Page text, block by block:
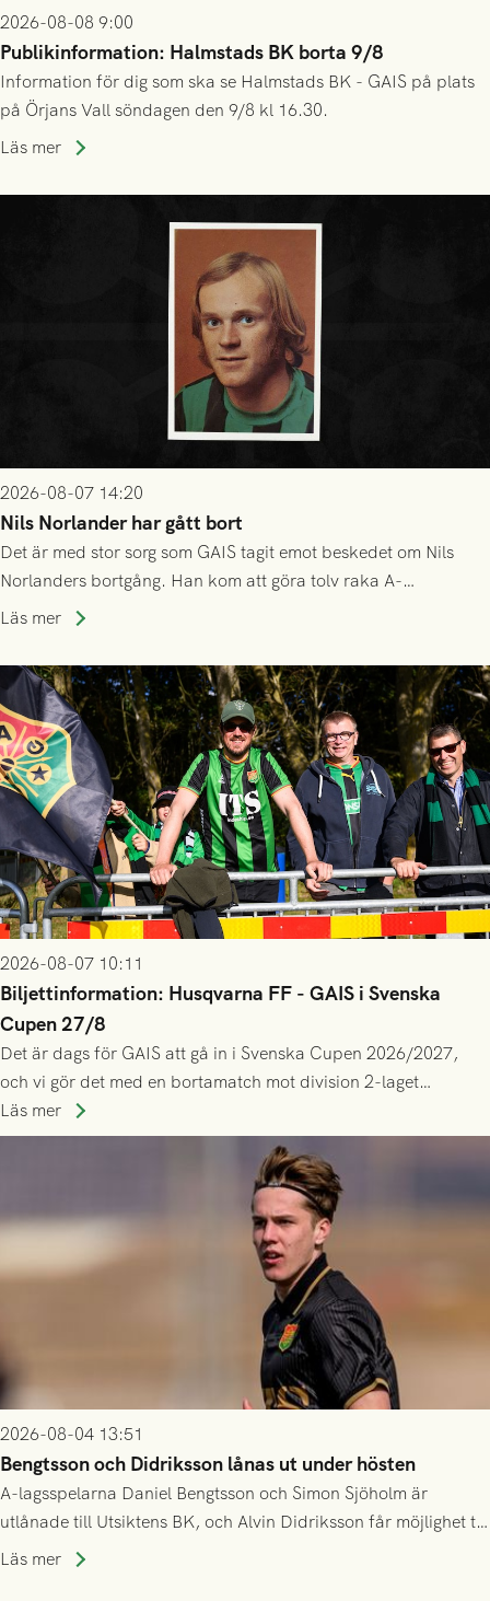
2026-08-08 9:00
Publikinformation: Halmstads BK borta 9/8
Information för dig som ska se Halmstads BK - GAIS på plats
på Örjans Vall söndagen den 9/8 kl 16.30.
Läs mer
2026-08-07 14:20
Nils Norlander har gått bort
Det är med stor sorg som GAIS tagit emot beskedet om Nils
Norlanders bortgång. Han kom att göra tolv raka A-
lagssäsonger i Grönsvart och är en av få spelare som i GAIS
Läs mer
2026-08-07 10:11
Biljettinformation: Husqvarna FF - GAIS i Svenska
Cupen 27/8
Det är dags för GAIS att gå in i Svenska Cupen 2026/2027,
och vi gör det med en bortamatch mot division 2-laget
Husqvarna FF. Häng med och stötta grönsvart på plats!
Läs mer
2026-08-04 13:51
Bengtsson och Didriksson lånas ut under hösten
A-lagsspelarna Daniel Bengtsson och Simon Sjöholm är
utlånade till Utsiktens BK, och Alvin Didriksson får möjlighet till
speltid i Hestrafors genom föreningssamarbete.
Läs mer